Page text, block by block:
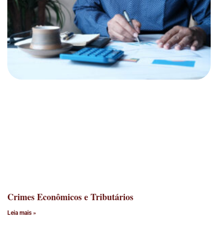
Crimes Econômicos e Tributários
Leia mais »